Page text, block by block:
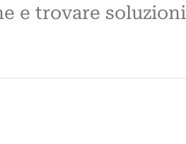
e trovare soluzioni